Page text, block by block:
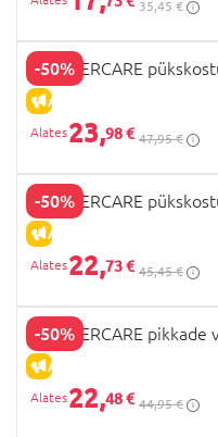
35,45 €
-50%
ALLAHINDLUS
MOTHERCARE
23,98 € 47,95 €
-50%
ALLAHINDLUS
MOTHERCARE
22,73 € 45,45 €
-50%
ALLAHINDLUS
MOTHERCARE
22,48 € 44,95 €